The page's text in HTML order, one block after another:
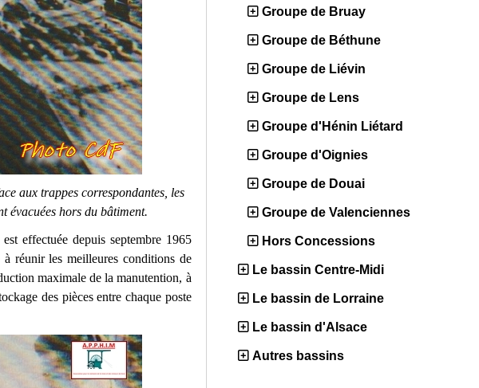
aux trappes correspondantes, les
évacuées hors du bâtiment.
effectuée depuis septembre 1965
réunir les meilleures conditions de
maximale de la manutention, à
des pièces entre chaque poste
Groupe de Bruay
Groupe de Béthune
Groupe de Liévin
Groupe de Lens
Groupe d'Hénin Liétard
Groupe d'Oignies
Groupe de Douai
Groupe de Valenciennes
Hors Concessions
Le bassin Centre-Midi
Le bassin de Lorraine
Le bassin d'Alsace
Autres bassins